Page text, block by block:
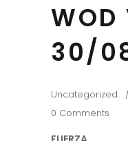
WOD
30/
Uncategorized
0 Comments